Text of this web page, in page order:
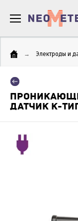
→ Электроды и
ДАТЧИК K-